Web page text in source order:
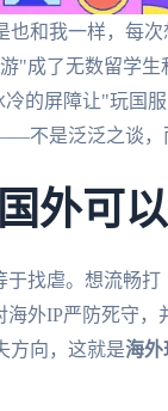
也和我一样，每
"成了无数留学
的屏障让"玩国
不是泛泛之谈，
外可
找虐。想流畅
外IP严防死守
方向，这就是海外